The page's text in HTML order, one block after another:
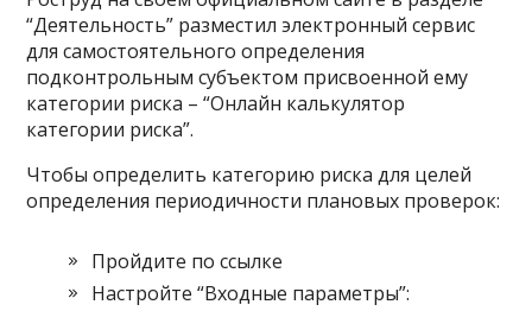
“Деятельность” разместил электронный сервис
для самостоятельного определения
подконтрольным субъектом присвоенной ему
категории риска – “Онлайн калькулятор
категории риска”.
Чтобы определить категорию риска для целей
определения периодичности плановых проверок:
Пройдите по ссылке
Настройте “Входные параметры”: